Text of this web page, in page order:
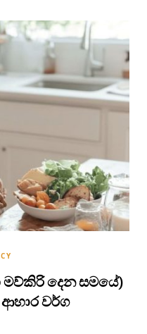
දෙන සමයේ)
වර්ග